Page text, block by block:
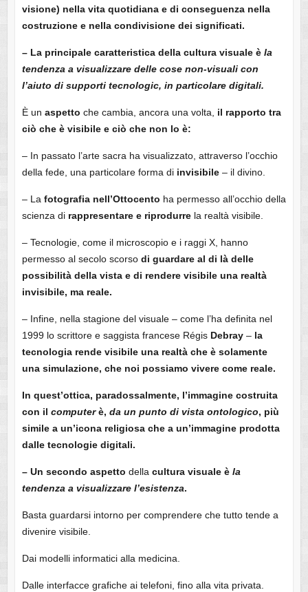
visione) nella vita quotidiana e di conseguenza nella
costruzione e nella condivisione dei significati.
– La principale caratteristica della cultura visuale è la
tendenza a visualizzare delle cose non-visuali con
l’aiuto di supporti tecnologic, in particolare digitali.
È un aspetto che cambia, ancora una volta, il rapporto tra
ciò che è visibile e ciò che non lo è:
– In passato l’arte sacra ha visualizzato, attraverso l’occhio
della fede, una particolare forma di invisibile– il divino.
– La fotografia nell’Ottocento ha permesso all’occhio della
scienza di rappresentare e riprodurrela realtà visibile.
– Tecnologie, come il microscopio e i raggi X, hanno
permesso al secolo scorso di guardare al di là delle
possibilità della vista e di rendere visibile una realtà
invisibile, ma reale.
– Infine, nella stagione del visuale – come l’ha definita nel
1999 lo scrittore e saggista francese Régis Debray– la
tecnologia rende visibile una realtà che è solamente
una simulazione, che noi possiamo vivere come reale.
In quest’ottica, paradossalmente, l’immagine costruita
con il computerè, da un punto di vista ontologico, più
simile a un’icona religiosa che a un’immagine prodotta
dalle tecnologie digitali.
– Un secondo aspetto della cultura visuale è la
tendenza a visualizzare l’esistenza.
Basta guardarsi intorno per comprendere che tutto tende a
divenire visibile.
Dai modelli informatici alla medicina.
Dalle interfacce grafiche ai telefoni, fino alla vita privata.